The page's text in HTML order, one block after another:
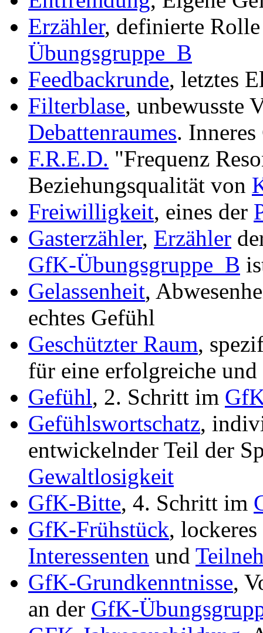
Erzähler, definierte
Übungsgruppe_B
Feedbackrunde, letztes
Filterblase, unbewusste
Debattenraumes.
F.R.E.D. "Frequenz
Beziehungsqualität von
Freiwilligkeit, eines der
Gasterzähler, Erzähler
GfK-Übungsgruppe_B
Gelassenheit,
echtes Gefühl
Geschützter Raum,
für eine erfolgreiche
Gefühl, 2. Schritt im
Gefühlswortschatz,
entwickelnder Teil der
Gewaltlosigkeit
GfK-Bitte, 4. Schritt im
GfK-Frühstück,
Interessenten und
GfK-Grundkenntnisse,
an der GfK-